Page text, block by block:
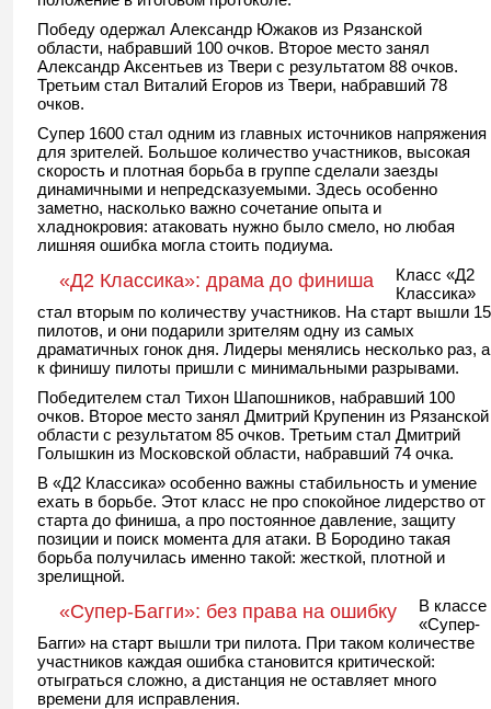
Победу одержал Александр Южаков из Рязанской
области, набравший 100 очков. Второе место занял
Александр Аксентьев из Твери с результатом 88 очков.
Третьим стал Виталий Егоров из Твери, набравший 78
очков.
Супер 1600 стал одним из главных источников напряжения
для зрителей. Большое количество участников, высокая
скорость и плотная борьба в группе сделали заезды
динамичными и непредсказуемыми. Здесь особенно
заметно, насколько важно сочетание опыта и
хладнокровия: атаковать нужно было смело, но любая
лишняя ошибка могла стоить подиума.
«Д2 Классика»: драма до финиша
Класс «Д2
Классика»
стал вторым по количеству участников. На старт вышли 15
пилотов, и они подарили зрителям одну из самых
драматичных гонок дня. Лидеры менялись несколько раз, а
к финишу пилоты пришли с минимальными разрывами.
Победителем стал Тихон Шапошников, набравший 100
очков. Второе место занял Дмитрий Крупенин из Рязанской
области с результатом 85 очков. Третьим стал Дмитрий
Голышкин из Московской области, набравший 74 очка.
В «Д2 Классика» особенно важны стабильность и умение
ехать в борьбе. Этот класс не про спокойное лидерство от
старта до финиша, а про постоянное давление, защиту
позиции и поиск момента для атаки. В Бородино такая
борьба получилась именно такой: жесткой, плотной и
зрелищной.
«Супер-Багги»: без права на ошибку
В классе
«Супер-
Багги» на старт вышли три пилота. При таком количестве
участников каждая ошибка становится критической:
отыграться сложно, а дистанция не оставляет много
времени для исправления.